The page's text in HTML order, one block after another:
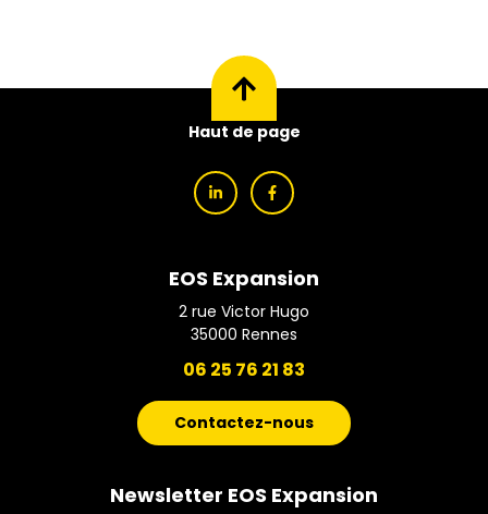
Haut de page
EOS Expansion
2 rue Victor Hugo
35000 Rennes
06 25 76 21 83
Contactez-nous
Newsletter EOS Expansion